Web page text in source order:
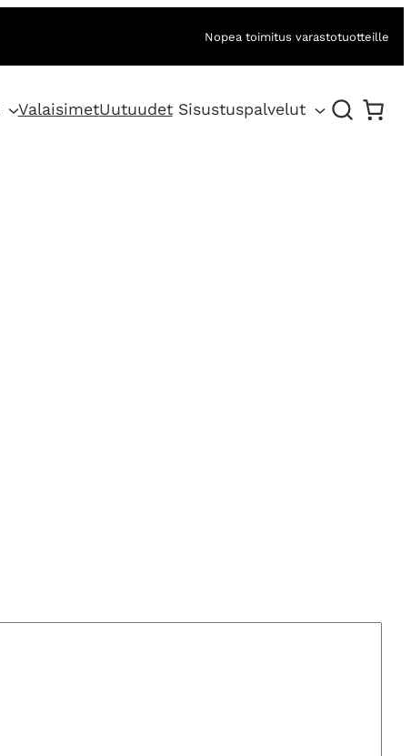
Nopea toimitus varastotuotteille
ValaisimetUutuudet Sisustuspalvelut